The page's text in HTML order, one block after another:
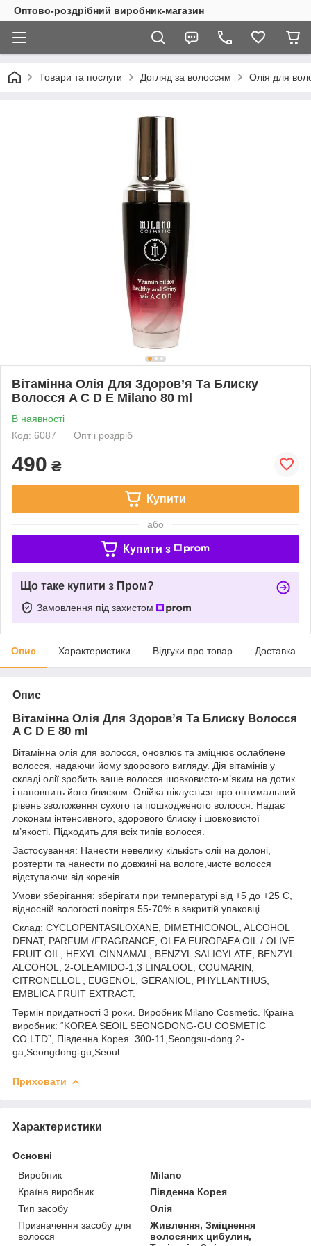
Оптово-роздрібний виробник-магазин
Товари та послуги Догляд за волоссям Олія для
Вітамінна Олія Для Здоров’я Та Блиску
Волосся A C D Е Milano 80 ml
В наявності
Код: 6087
Опт і роздріб
490 ₴
Купити
або
Купити з
Що таке купити з Пром?
Замовлення під захистом
Опис Характеристики Відгуки про товар Доставка
Опис
Вітамінна Олія Для Здоров’я Та Блиску Волосся
A C D Е 80 ml
Вітамінна олія для волосся, оновлює та зміцнює ослаблене
волосся, надаючи йому здорового вигляду. Дія вітамінів у
складі олії зробить ваше волосся шовковисто-м’яким на дотик
і наповнить його блиском. Олійка піклується про оптимальний
рівень зволоження сухого та пошкодженого волосся. Надає
локонам інтенсивного, здорового блиску і шовковистої
м’якості. Підходить для всіх типів волосся.
Застосування: Нанести невелику кількість олії на долоні,
розтерти та нанести по довжині на вологе,чисте волосся
відступаючи від коренів.
Умови зберігання: зберігати при температурі від +5 до +25 С,
відносній вологості повітря 55-70% в закритій упаковці.
Склад: CYCLOPENTASILOXANE, DIMETHICONOL, ALCOHOL
DENAT, PARFUM /FRAGRANCE, OLEA EUROPAEA OIL / OLIVE
FRUIT OIL, HEXYL CINNAMAL, BENZYL SALICYLATE, BENZYL
ALCOHOL, 2-OLEAMIDO-1,3 LINALOOL, COUMARIN,
CITRONELLOL , EUGENOL, GERANIOL, PHYLLANTHUS,
EMBLICA FRUIT EXTRACT.
Термін придатності 3 роки. Виробник Milano Cosmetic. Країна
виробник: “KOREA SEOIL SEONGDONG-GU COSMETIC
CO.LTD”, Південна Корея. 300-11,Seongsu-dong 2-
ga,Seongdong-gu,Seoul.
Приховати
Характеристики
Основні
Виробник
Milano
Країна виробник
Південна Корея
Тип засобу
Олія
Призначення засобу для
волосся
Живлення, Зміцнення
волосяних цибулин,